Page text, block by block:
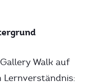
Walk auf